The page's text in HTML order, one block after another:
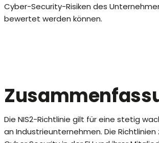
Cyber-Security-Risiken des
bewertet werden können.
Die NIS2-Richtlinie gilt für eine stetig
an Industrieunternehmen. Die